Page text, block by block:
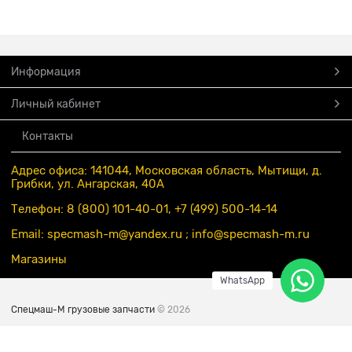
Информация
Личный кабинет
Контакты
Адрес офиса: 141044, Московская область, Мытищи, д.
Грибки, ул. Ангарская, 40А
Телефон: 8 (800) 101-40-01, +7 (499) 500-14-14
Email: specmash-m@yandex.ru ; info@specmash-m.ru
Магазины
Спецмаш-М грузовые запчасти © 2026
WhatsApp